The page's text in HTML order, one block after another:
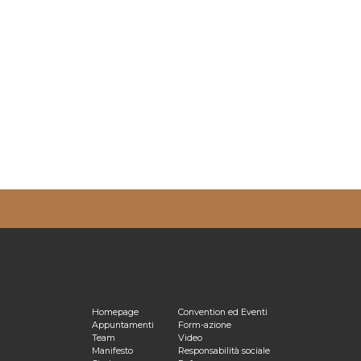
Privacy PolicyHomepage
Appuntamenti
Team
Manifesto
Convention ed Eventi
Form-azione
Video
Responsabilità sociale